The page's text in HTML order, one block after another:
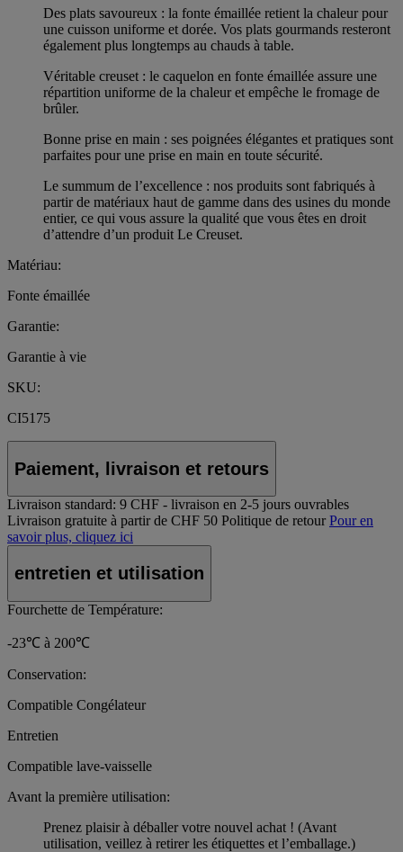
Des plats savoureux : la fonte émaillée retient la chaleur pour
une cuisson uniforme et dorée. Vos plats gourmands resteront
également plus longtemps au chauds à table.
Véritable creuset : le caquelon en fonte émaillée assure une
répartition uniforme de la chaleur et empêche le fromage de
brûler.
Bonne prise en main : ses poignées élégantes et pratiques sont
parfaites pour une prise en main en toute sécurité.
Le summum de l’excellence : nos produits sont fabriqués à
partir de matériaux haut de gamme dans des usines du monde
entier, ce qui vous assure la qualité que vous êtes en droit
d’attendre d’un produit Le Creuset.
Matériau:
Fonte émaillée
Garantie:
Garantie à vie
SKU:
CI5175
Paiement, livraison et retours
Livraison standard: 9 CHF - livraison en 2-5 jours ouvrables
Livraison gratuite à partir de CHF 50 Politique de retour Pour en
savoir plus, cliquez ici
entretien et utilisation
Fourchette de Température:
-23℃ à 200℃
Conservation:
Compatible Congélateur
Entretien
Compatible lave-vaisselle
Avant la première utilisation:
Prenez plaisir à déballer votre nouvel achat ! (Avant
utilisation, veillez à retirer les étiquettes et l’emballage.)